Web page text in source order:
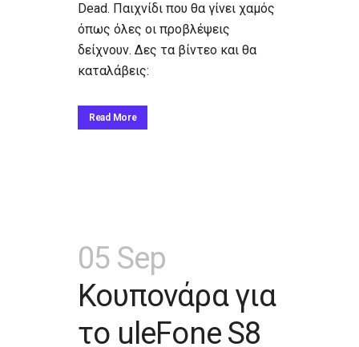
Dead. Παιχνίδι που θα γίνει χαμός
όπως όλες οι προβλέψεις
δείχνουν. Δες τα βίντεο και θα
καταλάβεις:
Read More
05 Sep
Κουπονάρα για
το uleFone S8